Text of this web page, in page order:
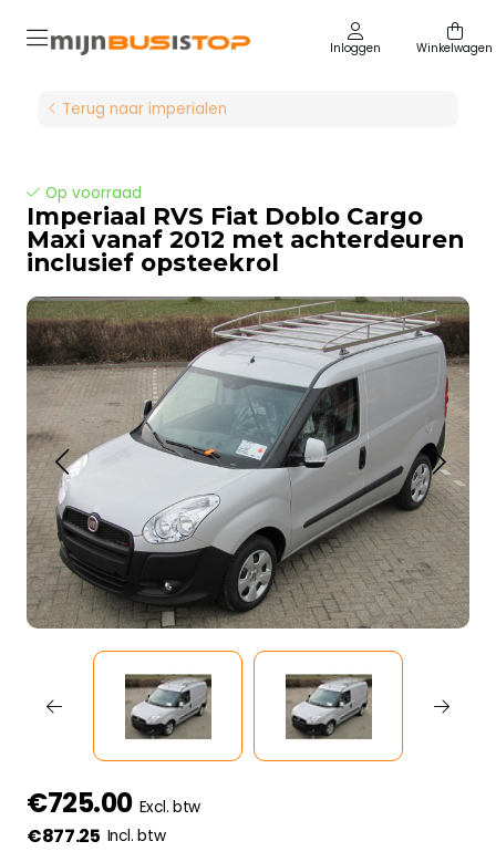
Inloggen Winkelwagen
Terug naar imperialen
Op voorraad
Imperiaal RVS Fiat Doblo Cargo
Maxi vanaf 2012 met achterdeuren
inclusief opsteekrol
€725.00 Excl. btw
€877.25 Incl. btw